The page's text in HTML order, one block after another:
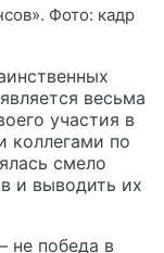
Фото: кадр
весьма
участия в
коллегами по
смело
и выводить их
не победа в